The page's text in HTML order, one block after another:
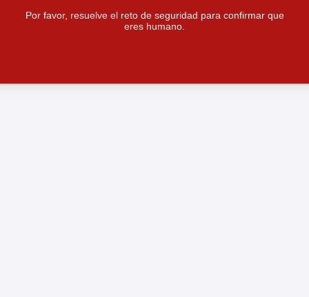
Por favor, resuelve el reto de seguridad para confirmar que
eres humano.